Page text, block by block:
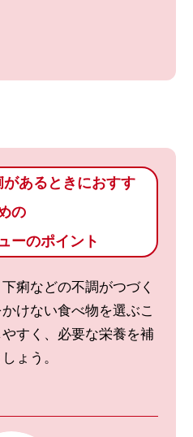
あるときにおすす
の
ーのポイント
痢などの不調がつづく
けない食べ物を選ぶこ
すく、必要な栄養を補
ょう。